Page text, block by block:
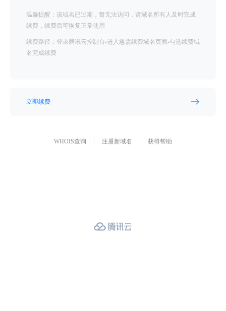
温馨提醒：该域名已过期，暂无法访问，请域名所有人及时完成
续费，续费后可恢复正常使用
续费路径：登录腾讯云控制台-进入急需续费域名页面-勾选续费域
名完成续费
立即续费
WHOIS查询 注册新域名 获得帮助